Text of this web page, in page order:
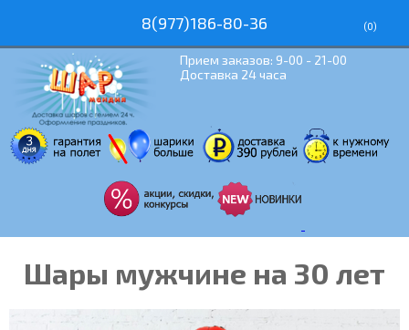
8(977)186-80-36 (0)
Прием заказов: 9-00 - 21-00
Доставка 24 часа
Шары мужчине на 30 лет